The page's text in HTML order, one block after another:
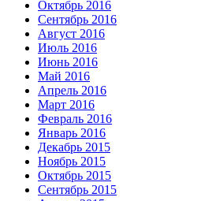
Октябрь 2016
Сентябрь 2016
Август 2016
Июль 2016
Июнь 2016
Май 2016
Апрель 2016
Март 2016
Февраль 2016
Январь 2016
Декабрь 2015
Ноябрь 2015
Октябрь 2015
Сентябрь 2015